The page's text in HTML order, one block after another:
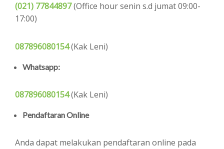
(021) 77844897(Office hour senin s.d jumat 09:00-
17:00)
087896080154(Kak Leni)
Whatsapp:
087896080154(Kak Leni)
Pendaftaran Online
Anda dapat melakukan pendaftaran online pada